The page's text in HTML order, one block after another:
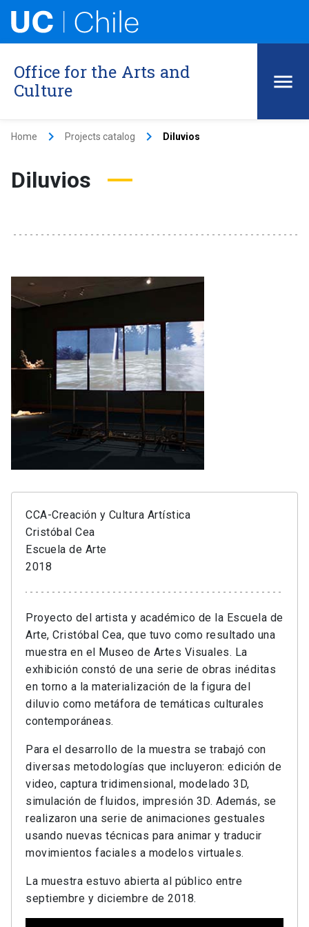
Office for the Arts and
Culture
Home keyboard_arrow_right Projects catalog keyboard_arrow_right Diluvios
Diluvios
CCA-Creación y Cultura Artística
Cristóbal Cea
Escuela de Arte
2018
Proyecto del artista y académico de la Escuela de
Arte, Cristóbal Cea, que tuvo como resultado una
muestra en el Museo de Artes Visuales. La
exhibición constó de una serie de obras inéditas
en torno a la materialización de la figura del
diluvio como metáfora de temáticas culturales
contemporáneas.
Para el desarrollo de la muestra se trabajó con
diversas metodologías que incluyeron: edición de
video, captura tridimensional, modelado 3D,
simulación de fluidos, impresión 3D. Además, se
realizaron una serie de animaciones gestuales
usando nuevas técnicas para animar y traducir
movimientos faciales a modelos virtuales.
La muestra estuvo abierta al público entre
septiembre y diciembre de 2018.